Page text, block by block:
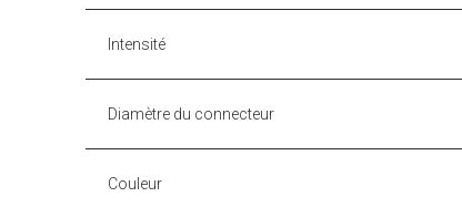
Intensité
Diamètre du connecteur
Couleur